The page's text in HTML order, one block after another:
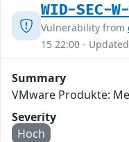
WID-SEC-
Vulnerability from
15 22:00 -
Summary
VMware Produkte:
Severity
Hoch